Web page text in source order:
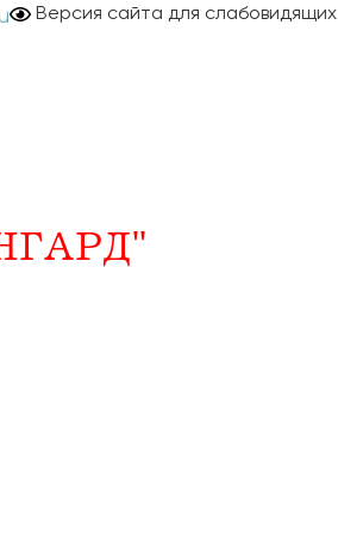
Версия сайта для слабовидящих